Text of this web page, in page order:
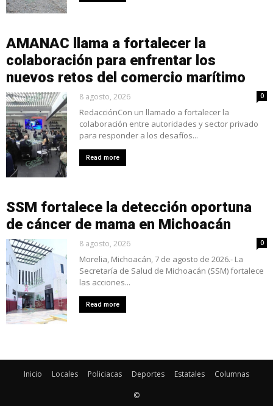
AMANAC llama a fortalecer la
colaboración para enfrentar los
nuevos retos del comercio marítimo
8 agosto, 2026 0
RedacciónCon un llamado a fortalecer la
colaboración entre autoridades y sector privado
para responder a los desafíos...
Read more
SSM fortalece la detección oportuna
de cáncer de mama en Michoacán
8 agosto, 2026 0
Morelia, Michoacán, 7 de agosto de 2026.- La
Secretaría de Salud de Michoacán (SSM) fortalece
las acciones...
Read more
Inicio Locales Policiacas Deportes Estatales Columnas
©